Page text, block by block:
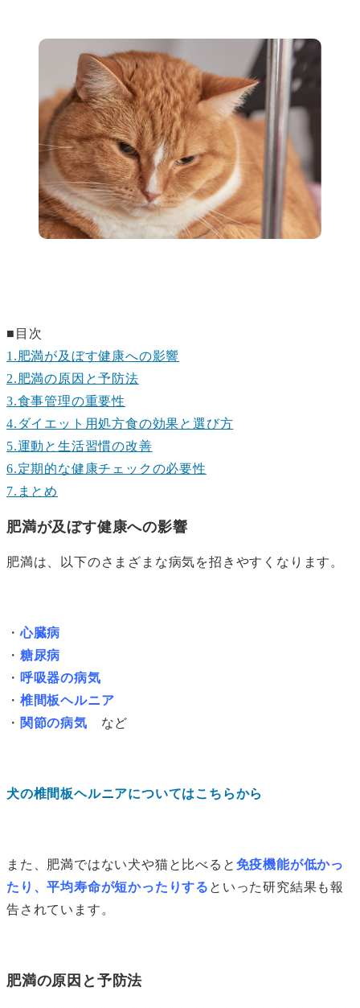
■目次
1.肥満が及ぼす健康への影響
2.肥満の原因と予防法
3.食事管理の重要性
4.ダイエット用処方食の効果と選び方
5.運動と生活習慣の改善
6.定期的な健康チェックの必要性
7.まとめ
肥満が及ぼす健康への影響
肥満は、以下のさまざまな病気を招きやすくなります。
・心臓病
・ 糖尿病
・ 呼吸器の病気
・ 椎間板ヘルニア
・ 関節の病気 など
犬の椎間板ヘルニアについてはこちらから
また、肥満ではない犬や猫と比べると 免疫機能が低かっ
たり、平均寿命が短かったりする といった研究結果も報
告されています。
肥満の原因と予防法